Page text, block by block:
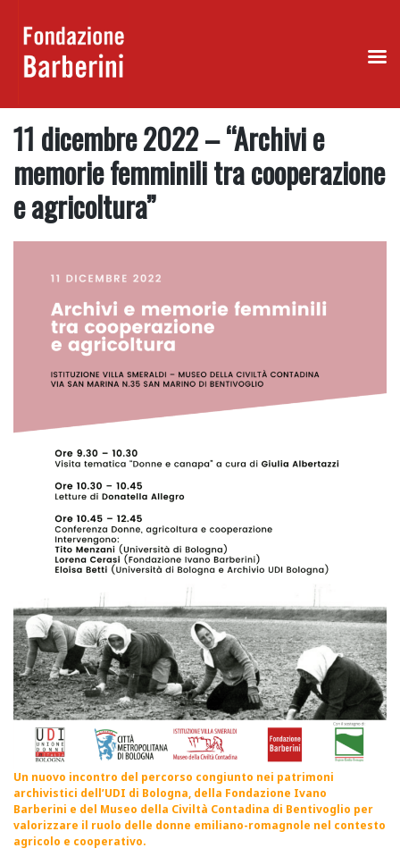
content11 dicembre 2022 – “Archivi e
memorie femminili tra cooperazione
e agricoltura”
Un nuovo incontro del percorso congiunto nei patrimoni
archivistici dell’UDI di Bologna, della Fondazione Ivano
Barberini e del Museo della Civiltà Contadina di Bentivoglio per
valorizzare il ruolo delle donne emiliano-romagnole nel contesto
agricolo e cooperativo.